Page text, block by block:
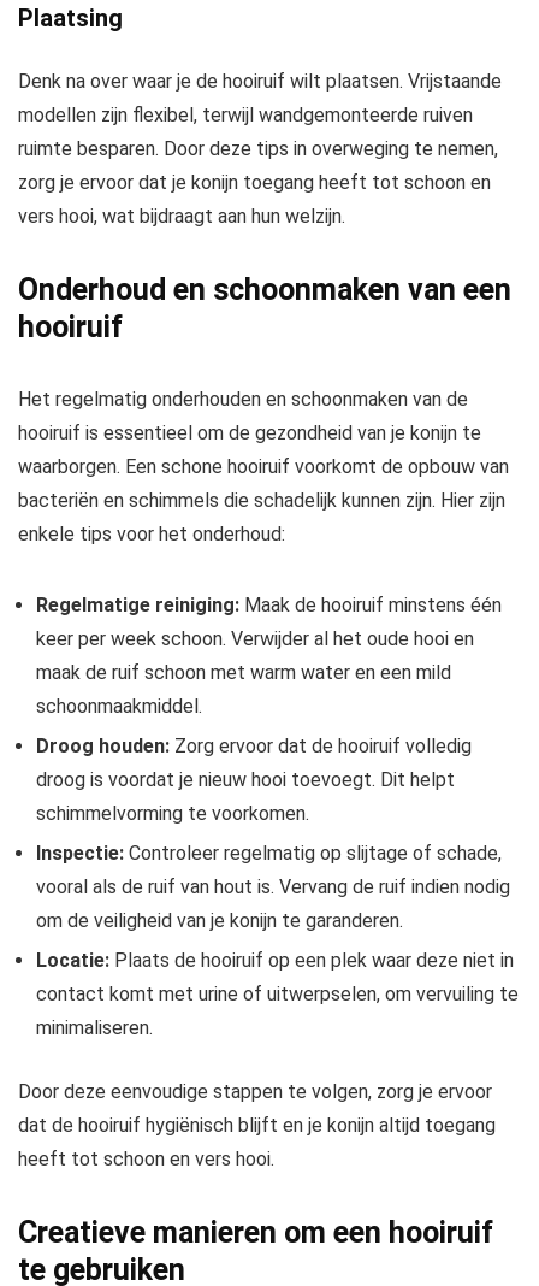
Plaatsing
Denk na over waar je de hooiruif wilt plaatsen. Vrijstaande
modellen zijn flexibel, terwijl wandgemonteerde ruiven
ruimte besparen. Door deze tips in overweging te nemen,
zorg je ervoor dat je konijn toegang heeft tot schoon en
vers hooi, wat bijdraagt aan hun welzijn.
Onderhoud en schoonmaken van een
hooiruif
Het regelmatig onderhouden en schoonmaken van de
hooiruif is essentieel om de gezondheid van je konijn te
waarborgen. Een schone hooiruif voorkomt de opbouw van
bacteriën en schimmels die schadelijk kunnen zijn. Hier zijn
enkele tips voor het onderhoud:
Regelmatige reiniging: Maak de hooiruif minstens één
keer per week schoon. Verwijder al het oude hooi en
maak de ruif schoon met warm water en een mild
schoonmaakmiddel.
Droog houden: Zorg ervoor dat de hooiruif volledig
droog is voordat je nieuw hooi toevoegt. Dit helpt
schimmelvorming te voorkomen.
Inspectie: Controleer regelmatig op slijtage of schade,
vooral als de ruif van hout is. Vervang de ruif indien nodig
om de veiligheid van je konijn te garanderen.
Locatie: Plaats de hooiruif op een plek waar deze niet in
contact komt met urine of uitwerpselen, om vervuiling te
minimaliseren.
Door deze eenvoudige stappen te volgen, zorg je ervoor
dat de hooiruif hygiënisch blijft en je konijn altijd toegang
heeft tot schoon en vers hooi.
Creatieve manieren om een hooiruif
te gebruiken